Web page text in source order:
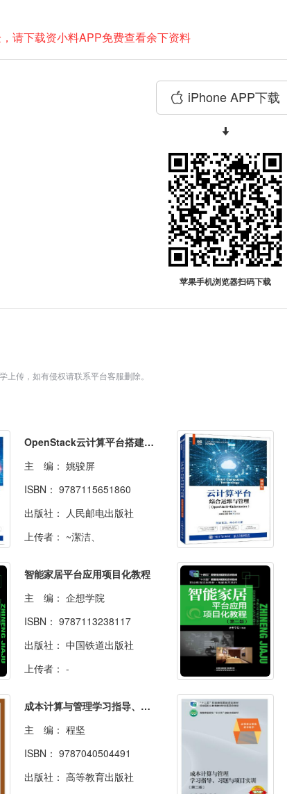
请下载资小料APP免费查看余下资料
iPhone APP下载
苹果手机浏览器扫码下载
上传，如有侵权请联系平台客服删除。
OpenStack云计算平台搭建与管理（openEuler）（微课版）
主 编： 姚骏屏
ISBN： 9787115651860
出版社： 人民邮电出版社
上传者： ~潔洁、
智能家居平台应用项目化教程
主 编： 企想学院
ISBN： 9787113238117
出版社： 中国铁道出版社
上传者： -
成本计算与管理学习指导、习题与项目实训（第四版）
主 编： 程坚
ISBN： 9787040504491
出版社： 高等教育出版社